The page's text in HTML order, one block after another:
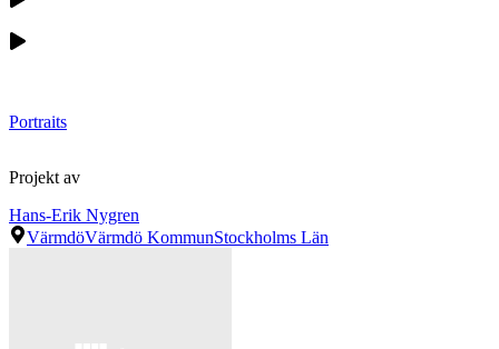
Portraits
Projekt av
Hans-Erik Nygren
VärmdöVärmdö KommunStockholms Län